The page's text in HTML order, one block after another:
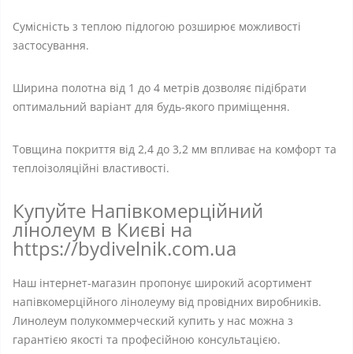
Сумісність з теплою підлогою розширює можливості
застосування.
Ширина полотна від 1 до 4 метрів дозволяє підібрати
оптимальний варіант для будь-якого приміщення.
Товщина покриття від 2,4 до 3,2 мм впливає на комфорт та
теплоізоляційні властивості.
Купуйте Напівкомерційний
лінолеум в Києві на
https://bydivelnik.com.ua
Наш інтернет-магазин пропонує широкий асортимент
напівкомерційного лінолеуму від провідних виробників.
Линолеум полукоммерческий купить у нас можна з
гарантією якості та професійною консультацією.